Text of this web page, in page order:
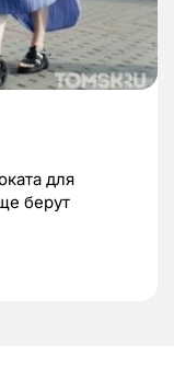
для
берут